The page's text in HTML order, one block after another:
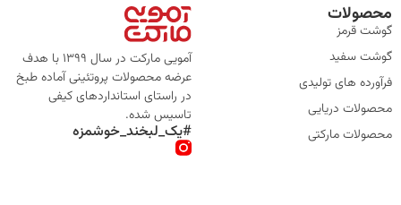
محصولات
گوشت قرمز
گوشت سفید
فرآورده های تولیدی
محصولات دریایی
محصولات مارکتی
آمویی مارکت در سال 1399 با هدف
عرضه محصولات پروتئینی آماده طبخ
در راستای استانداردهای کیفی
تاسیس شده.
#یک_لبخند_خوشمزه